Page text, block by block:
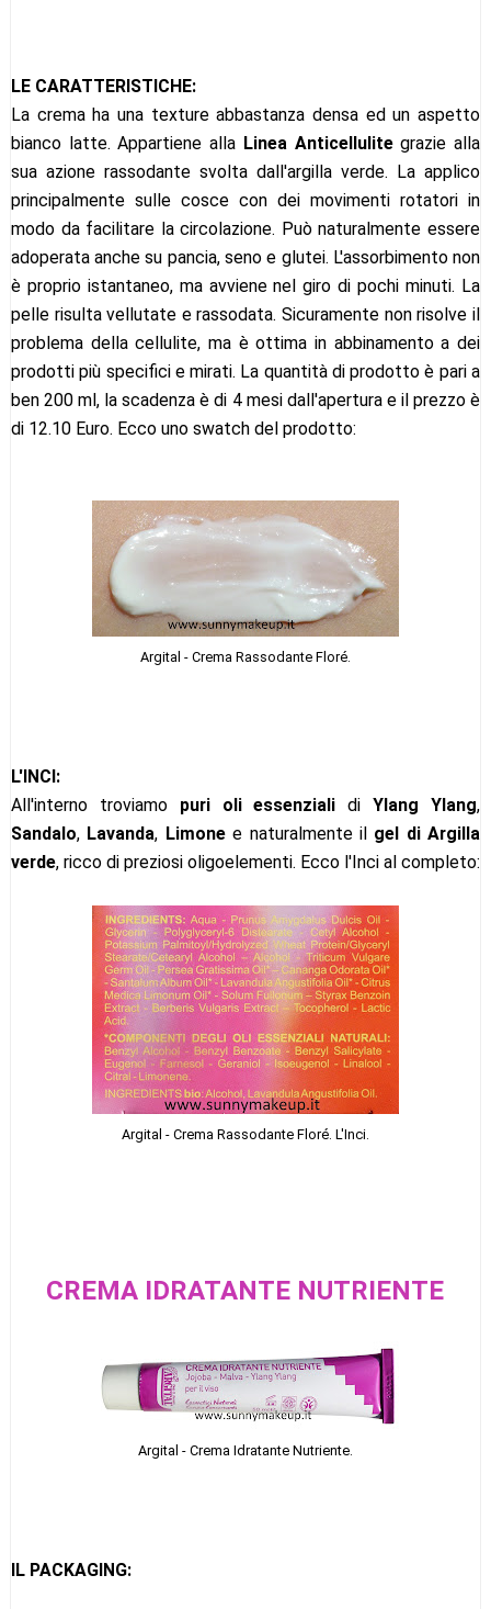
LE CARATTERISTICHE:
La crema ha una texture abbastanza densa ed un aspetto
bianco latte. Appartiene alla Linea Anticellulitegrazie alla
sua azione rassodante svolta dall'argilla verde. La applico
principalmente sulle cosce con dei movimenti rotatori in
modo da facilitare la circolazione. Può naturalmente essere
adoperata anche su pancia, seno e glutei. L'assorbimento non
è proprio istantaneo, ma avviene nel giro di pochi minuti. La
pelle risulta vellutate e rassodata. Sicuramente non risolve il
problema della cellulite, ma è ottima in abbinamento a dei
prodotti più specifici e mirati. La quantità di prodotto è pari a
ben 200 ml, la scadenza è di 4 mesi dall'apertura e il prezzo è
di 12.10 Euro. Ecco uno swatch del prodotto:
Argital - Crema Rassodante Floré.
L'INCI:
All'interno troviamo puri oli essenziali diYlang Ylang,
Sandalo, Lavanda, Limonee naturalmente il gel di Argilla
verde, ricco di preziosi oligoelementi. Ecco l'Inci al completo:
Argital - Crema Rassodante Floré. L'Inci.
CREMA IDRATANTE NUTRIENTE
Argital - Crema Idratante Nutriente.
IL PACKAGING: